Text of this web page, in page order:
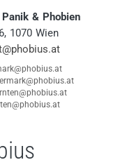
& Phobien
1070 Wien